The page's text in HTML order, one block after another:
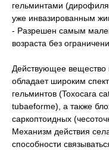
гельминтами
уже инвазированным
- Разрешен самым
возраста без
Действующее
обладает широким
гельминтов (Toxocara
tubaeforme), а также
саркоптоидных
Механизм действия
способности